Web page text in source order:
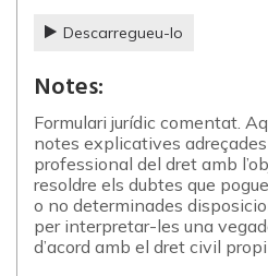
Descarregueu-lo
Notes:
Formulari jurídic comentat.
notes explicatives
professional del dret amb
resoldre els dubtes que
o no determinades
per interpretar-les una
d’acord amb el dret civil